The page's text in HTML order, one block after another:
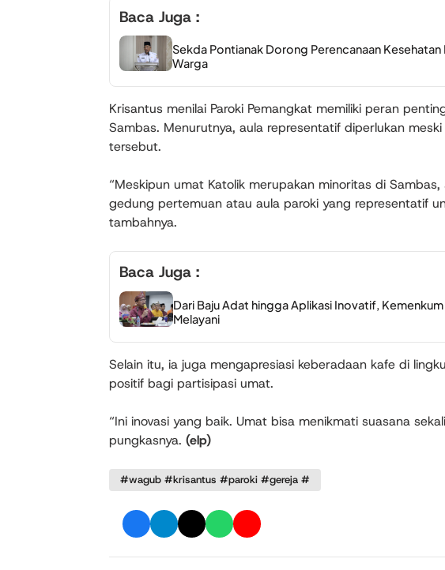
Baca Juga :
Sekda Pontianak Dorong Perencanaan
Warga
Krisantus menilai Paroki Pemangkat memiliki peran
Sambas. Menurutnya, aula representatif diperlukan
tersebut.
“Meskipun umat Katolik merupakan minoritas di
gedung pertemuan atau aula paroki yang representatif
tambahnya.
Baca Juga :
Dari Baju Adat hingga Aplikasi Inovatif,
Melayani
Selain itu, ia juga mengapresiasi keberadaan kafe di
positif bagi partisipasi umat.
“Ini inovasi yang baik. Umat bisa menikmati suasana
pungkasnya. (elp)
#wagub #krisantus #paroki #gereja #